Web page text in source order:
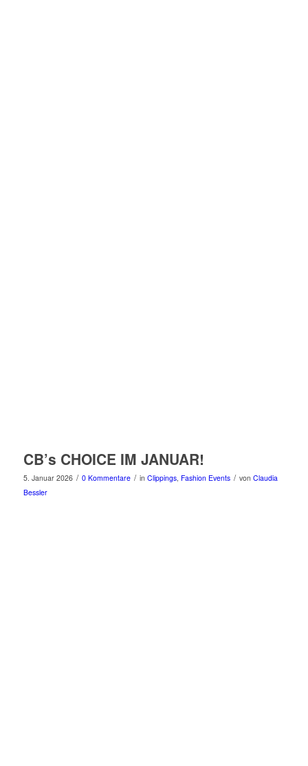
CB’s CHOICE IM JANUAR!
5. Januar 2026 / 0 Kommentare / in Clippings, Fashion Events / von Claudia
Bessler